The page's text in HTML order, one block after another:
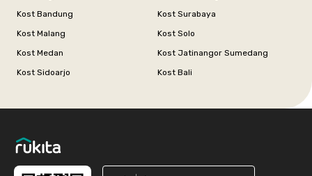
Kost Bandung
Kost Surabaya
Kost Malang
Kost Solo
Kost Medan
Kost Jatinangor Sumedang
Kost Sidoarjo
Kost Bali